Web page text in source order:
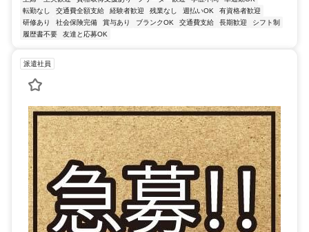
転勤なし
交通費全額支給 経験者歓迎 残業なし 週払いOK
有資格者歓迎
研修あり
社会保険完備 賞与あり ブランクOK 交通費支給 長期歓迎
シフト制
履歴書不要
友達と応募OK
派遣社員